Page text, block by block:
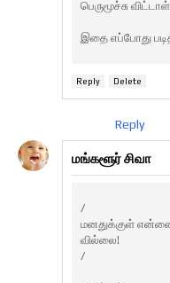
பெருமூச்சு
இதை எப்போது
Reply Delete
Reply
மங்களூர் சிவா
/
மனதுக்குள் என்னை
வில்லை!
/